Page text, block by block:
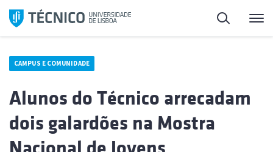
Saltar
para
Pesquisa
CAMPUS E COMUNIDADE
Alunos do Técnico arrecadam
dois galardões na Mostra